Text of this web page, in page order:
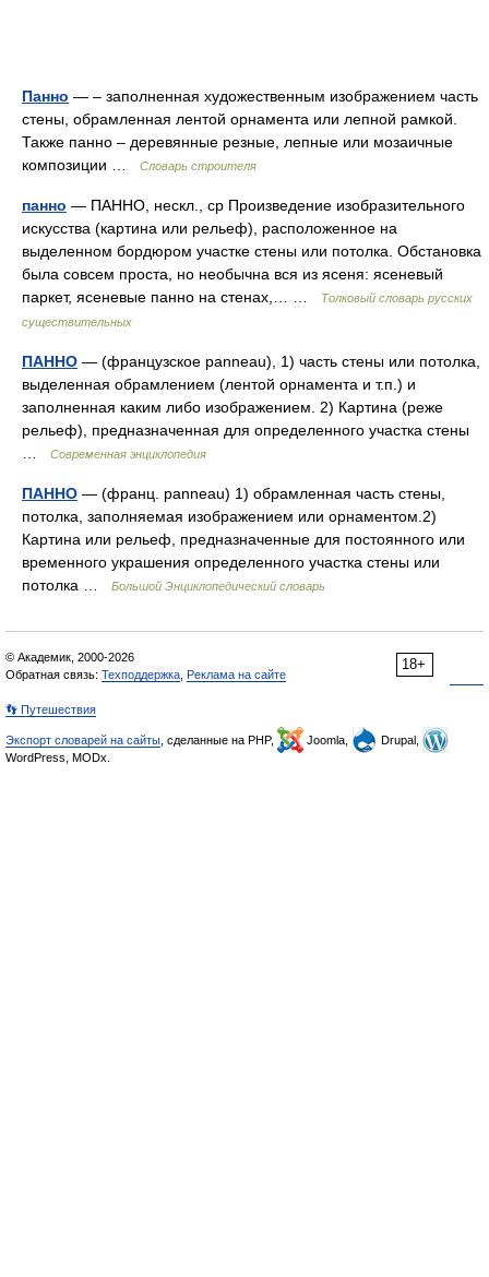
Панно — – заполненная художественным изображением часть
стены, обрамленная лентой орнамента или лепной рамкой.
Также панно – деревянные резные, лепные или мозаичные
композиции …
Словарь строителя
панно — ПАННО, нескл., ср Произведение изобразительного
искусства (картина или рельеф), расположенное на
выделенном бордюром участке стены или потолка. Обстановка
была совсем проста, но необычна вся из ясеня: ясеневый
паркет, ясеневые панно на стенах,… …
Толковый словарь русских
существительных
ПАННО — (французское panneau), 1) часть стены или потолка,
выделенная обрамлением (лентой орнамента и т.п.) и
заполненная каким либо изображением. 2) Картина (реже
рельеф), предназначенная для определенного участка стены
Современная энциклопедия
ПАННО — (франц. panneau) 1) обрамленная часть стены,
потолка, заполняемая изображением или орнаментом.2)
Картина или рельеф, предназначенные для постоянного или
временного украшения определенного участка стены или
потолка …
Большой Энциклопедический словарь
18+
© Академик, 2000-2026
Обратная связь: Техподдержка Реклама на сайте
👣 Путешествия
Экспорт словарей на сайты , сделанные на PHP, Joomla,
Drupal,
WordPress, MODx.